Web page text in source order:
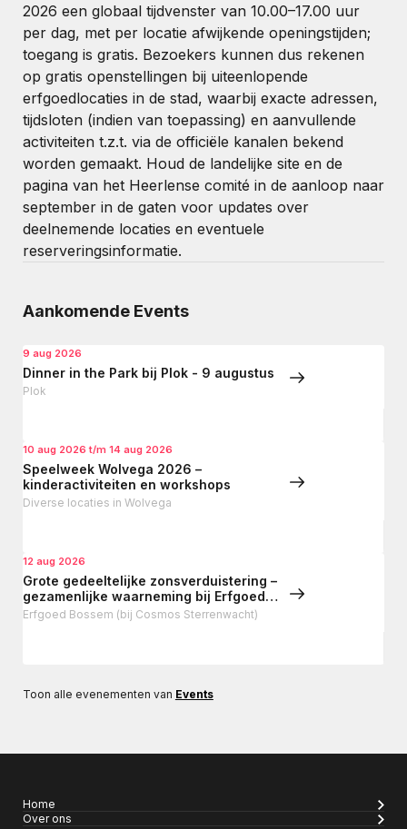
2026 een globaal tijdvenster van 10.00–17.00 uur
per dag, met per locatie afwijkende openingstijden;
toegang is gratis. Bezoekers kunnen dus rekenen
op gratis openstellingen bij uiteenlopende
erfgoedlocaties in de stad, waarbij exacte adressen,
tijdsloten (indien van toepassing) en aanvullende
activiteiten t.z.t. via de officiële kanalen bekend
worden gemaakt. Houd de landelijke site en de
pagina van het Heerlense comité in de aanloop naar
september in de gaten voor updates over
deelnemende locaties en eventuele
reserveringsinformatie.
Aankomende Events
9 aug 2026
Dinner in the Park bij Plok - 9 augustus
Plok
10 aug 2026 t/m 14 aug 2026
Speelweek Wolvega 2026 –
kinderactiviteiten en workshops
Diverse locaties in Wolvega
12 aug 2026
Grote gedeeltelijke zonsverduistering –
gezamenlijke waarneming bij Erfgoed
Bossem (Lattrop)
Erfgoed Bossem (bij Cosmos Sterrenwacht)
Toon alle evenementen van Events
Home
Over ons